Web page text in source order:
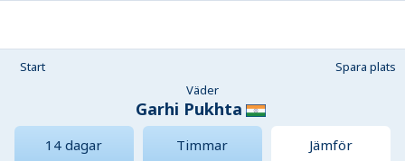
Start
Spara plats
Väder
Garhi Pukhta
14 dagar Timmar Jämför